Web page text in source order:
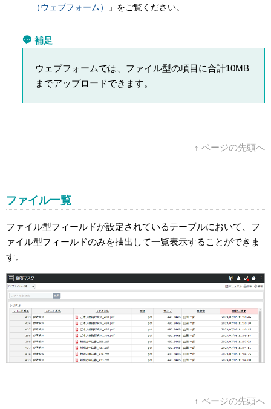
（ウェブフォーム）
」をご覧ください。
補足
ウェブフォームでは、ファイル型の項目に合計10MB
までアップロードできます。
↑ ページの先頭へ
ファイル一覧
ファイル型フィールドが設定されているテーブルにおいて、フ
ァイル型フィールドのみを抽出して一覧表示することができま
す。
↑ ページの先頭へ